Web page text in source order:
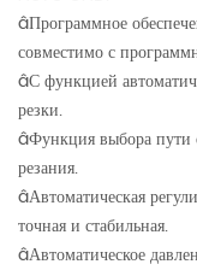
âПрограммное
совместимо с
âС функцией
резки.
âФункция выбора пути
резания.
âАвтоматическая
точная и стабильная.
âАвтоматическое